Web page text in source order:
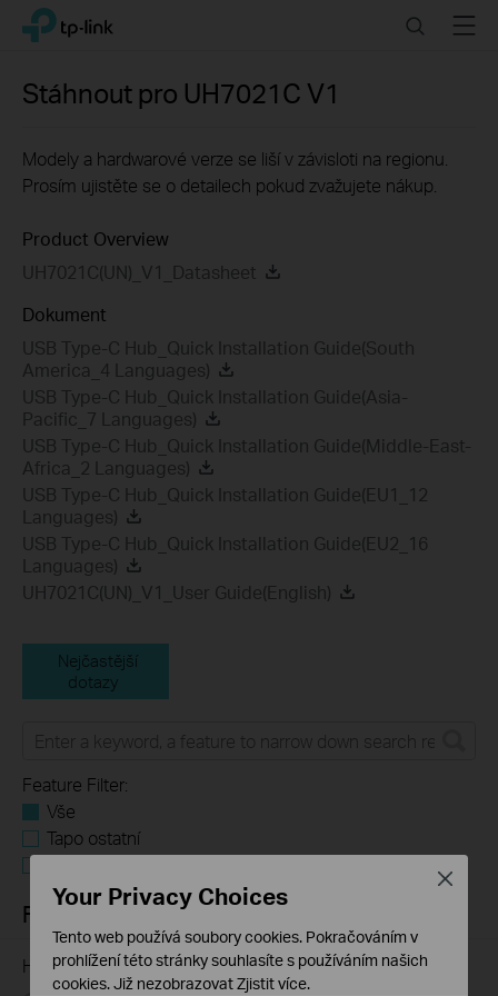
Click
navigation
TP-Link, Reliably Smart SearchMenu
Stáhnout pro UH7021C V1
Modely a hardwarové verze se liší v závisloti na regionu.
Prosím ujistěte se o detailech pokud zvažujete nákup.
Product Overview
UH7021C(UN)_V1_Datasheet
Dokument
USB Type-C Hub_Quick Installation Guide(South
America_4 Languages)
USB Type-C Hub_Quick Installation Guide(Asia-
Pacific_7 Languages)
USB Type-C Hub_Quick Installation Guide(Middle-East-
Africa_2 Languages)
USB Type-C Hub_Quick Installation Guide(EU1_12
Languages)
USB Type-C Hub_Quick Installation Guide(EU2_16
Languages)
UH7021C(UN)_V1_User Guide(English)
Nejčastější
dotazy
Feature Filter:
Vše
Tapo ostatní
FAQ
How to Find the Model Number of Your TP-Link Device
Your Privacy Choices
Tento web používá soubory cookies. Pokračováním v
prohlížení této stránky souhlasíte s používáním našich
cookies.Již nezobrazovatZjistit více.
Close